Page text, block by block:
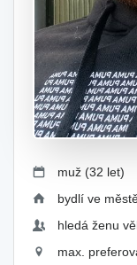
muž (32 let)
bydlí ve
hledá ženu
max.